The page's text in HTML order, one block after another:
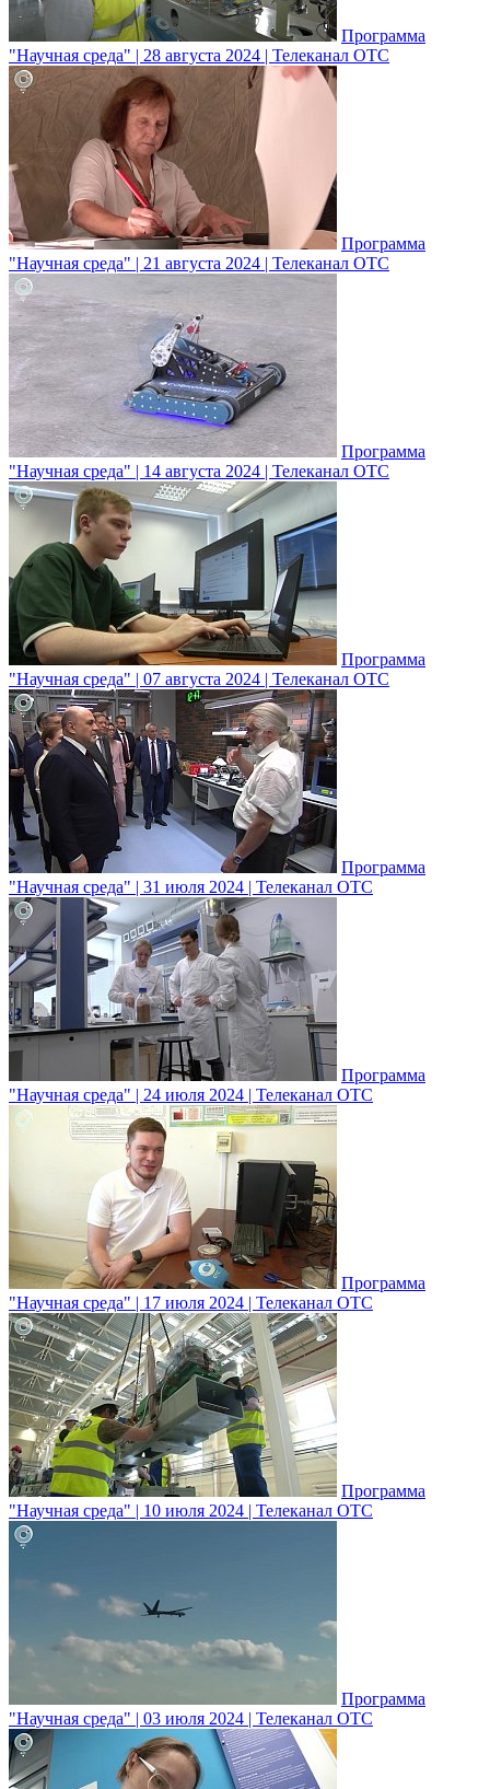
Программа
"Научная среда" | 28 августа 2024 | Телеканал ОТС
Программа
"Научная среда" | 21 августа 2024 | Телеканал ОТС
Программа
"Научная среда" | 14 августа 2024 | Телеканал ОТС
Программа
"Научная среда" | 07 августа 2024 | Телеканал ОТС
Программа
"Научная среда" | 31 июля 2024 | Телеканал ОТС
Программа
"Научная среда" | 24 июля 2024 | Телеканал ОТС
Программа
"Научная среда" | 17 июля 2024 | Телеканал ОТС
Программа
"Научная среда" | 10 июля 2024 | Телеканал ОТС
Программа
"Научная среда" | 03 июля 2024 | Телеканал ОТС